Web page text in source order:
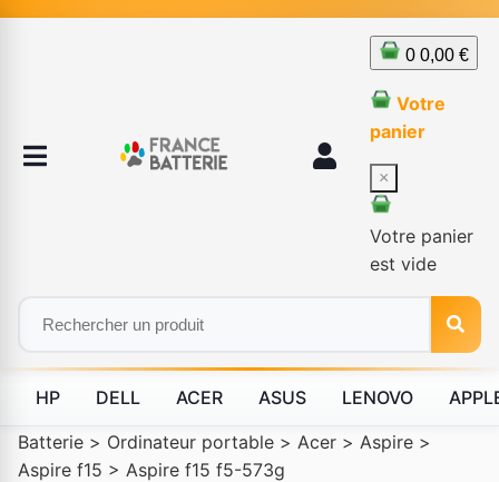
0 0,00 €
Votre
panier
×
Votre panier
est vide
HP DELL ACER ASUS LENOVO
Batterie > Ordinateur portable > Acer > Aspire >
Aspire f15 > Aspire f15 f5-573g